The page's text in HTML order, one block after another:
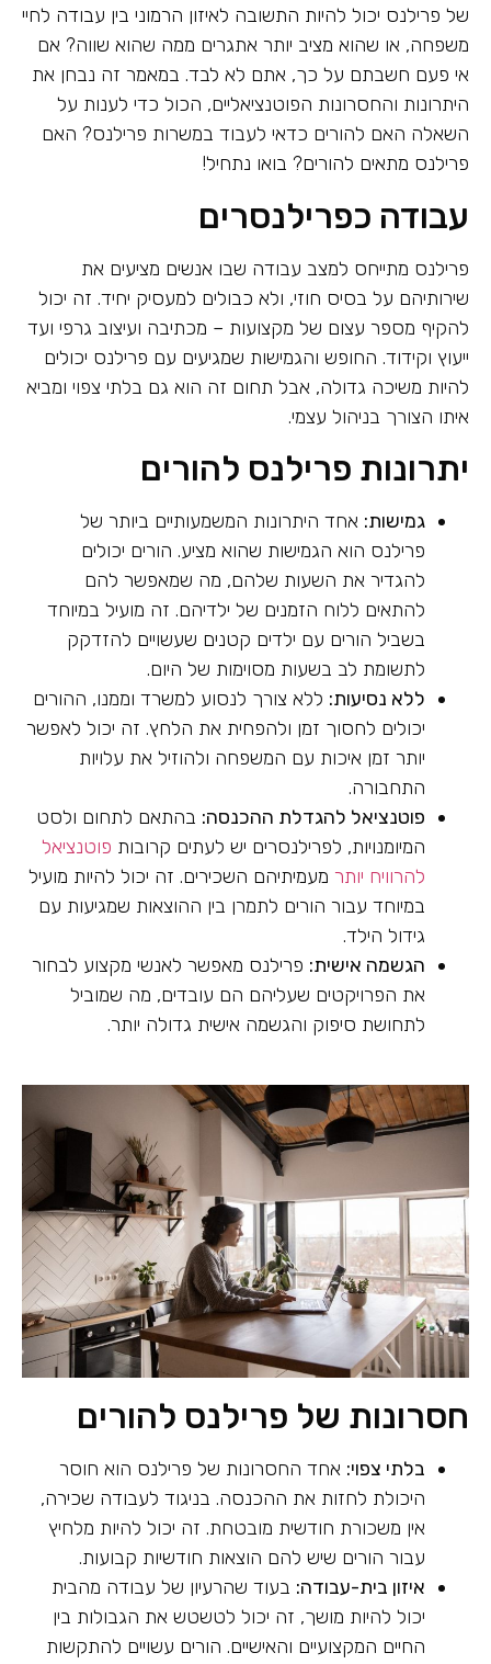
של פרילנס יכול להיות התשובה לאיזון הרמוני בין עבודה לחיי
משפחה, או שהוא מציב יותר אתגרים ממה שהוא שווה? אם
אי פעם חשבתם על כך, אתם לא לבד. במאמר זה נבחן את
היתרונות והחסרונות הפוטנציאליים, הכול כדי לענות על
השאלה האם להורים כדאי לעבוד במשרות פרילנס? האם
פרילנס מתאים להורים? בואו נתחיל!
עבודה כפרילנסרים
פרילנס מתייחס למצב עבודה שבו אנשים מציעים את
שירותיהם על בסיס חוזי, ולא כבולים למעסיק יחיד. זה יכול
להקיף מספר עצום של מקצועות – מכתיבה ועיצוב גרפי ועד
ייעוץ וקידוד. החופש והגמישות שמגיעים עם פרילנס יכולים
להיות משיכה גדולה, אבל תחום זה הוא גם בלתי צפוי ומביא
איתו הצורך בניהול עצמי.
יתרונות פרילנס להורים
גמישות: אחד היתרונות המשמעותיים ביותר של
פרילנס הוא הגמישות שהוא מציע. הורים יכולים
להגדיר את השעות שלהם, מה שמאפשר להם
להתאים ללוח הזמנים של ילדיהם. זה מועיל במיוחד
בשביל הורים עם ילדים קטנים שעשויים להזדקק
לתשומת לב בשעות מסוימות של היום.
ללא נסיעות: ללא צורך לנסוע למשרד וממנו, ההורים
יכולים לחסוך זמן ולהפחית את הלחץ. זה יכול לאפשר
יותר זמן איכות עם המשפחה ולהוזיל את עלויות
התחבורה.
פוטנציאל להגדלת ההכנסה: בהתאם לתחום ולסט
המיומנויות, לפרילנסרים יש לעתים קרובות פוטנציאל
להרוויח יותר מעמיתיהם השכירים. זה יכול להיות מועיל
במיוחד עבור הורים לתמרן בין ההוצאות שמגיעות עם
גידול הילד.
הגשמה אישית: פרילנס מאפשר לאנשי מקצוע לבחור
את הפרויקטים שעליהם הם עובדים, מה שמוביל
לתחושת סיפוק והגשמה אישית גדולה יותר.
חסרונות של פרילנס להורים
בלתי צפוי: אחד החסרונות של פרילנס הוא חוסר
היכולת לחזות את ההכנסה. בניגוד לעבודה שכירה,
אין משכורת חודשית מובטחת. זה יכול להיות מלחיץ
עבור הורים שיש להם הוצאות חודשיות קבועות.
איזון בית-עבודה: בעוד שהרעיון של עבודה מהבית
יכול להיות מושך, זה יכול לטשטש את הגבולות בין
החיים המקצועיים והאישיים. הורים עשויים להתקשות